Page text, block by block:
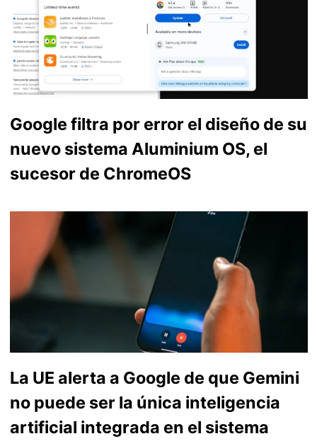
Google filtra por error el diseño de su
nuevo sistema Aluminium OS, el
sucesor de ChromeOS
La UE alerta a Google de que Gemini
no puede ser la única inteligencia
artificial integrada en el sistema